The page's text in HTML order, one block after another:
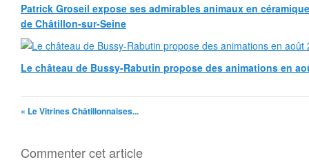
Patrick Groseil expose ses admirables animaux en
de Châtillon-sur-Seine
Le château de Bussy-Rabutin propose des animations en
« Le Vitrines Châtillonnaises...
Commenter cet article